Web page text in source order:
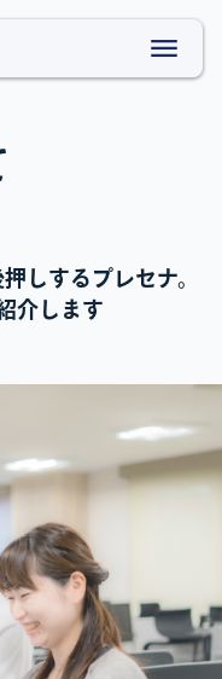
しするプレセナ。
介します